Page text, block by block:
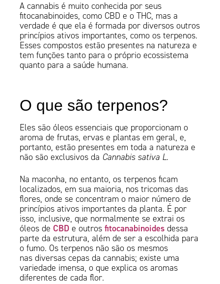
A cannabis é muito conhecida por seus
fitocanabinoides, como CBD e o THC, mas a
verdade é que ela é formada por diversos outros
princípios ativos importantes, como os terpenos.
Esses compostos estão presentes na natureza e
tem funções tanto para o próprio ecossistema
quanto para a saúde humana.
O que são terpenos?
Eles são óleos essenciais que proporcionam o
aroma de frutas, ervas e plantas em geral, e,
portanto, estão presentes em toda a natureza e
não são exclusivos da Cannabis sativa L.
Na maconha, no entanto, os terpenos ficam
localizados, em sua maioria, nos tricomas das
flores, onde se concentram o maior número de
princípios ativos importantes da planta. É por
isso, inclusive, que normalmente se extrai os
óleos deCBD e outrosfitocanabinoides dessa
parte da estrutura, além de ser a escolhida para
o fumo. Os terpenos não são os mesmos
nas diversas cepas da cannabis; existe uma
variedade imensa, o que explica os aromas
diferentes de cada flor.